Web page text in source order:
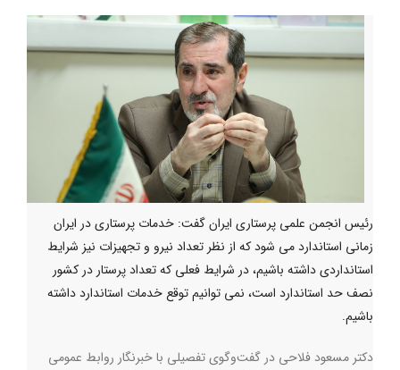
رئیس انجمن علمی پرستاری ایران گفت: خدمات پرستاری در ایران
زمانی استاندارد می شود که از نظر تعداد نیرو و تجهیزات نیز شرایط
استانداردی داشته باشیم، در شرایط فعلی که تعداد پرستار در کشور
نصف حد استاندارد است، نمی توانیم توقع خدمات استاندارد داشته
باشیم.
دکتر مسعود فلاحی در گفت‌وگوی تفصیلی با خبرنگار روابط عمومی